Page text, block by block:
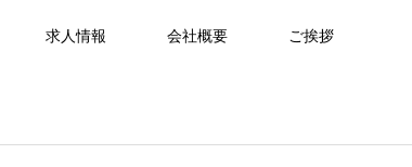
求人情報 会社概要 ご挨拶